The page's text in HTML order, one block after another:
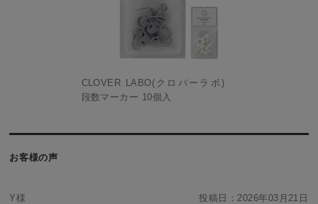
CLOVER LABO(クロバーラボ)
段数マーカー 10個入
お客様の声
Y様 投稿日： 2026年03月21日